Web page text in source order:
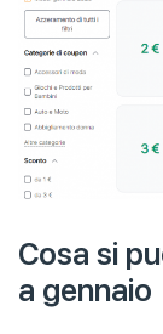
Cosa si
a gennaio